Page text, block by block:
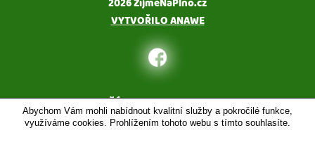
VYTVOŘILO ANAWE
KONTAKT PŘÍSTUPNOST MAPA SERVERU
Abychom Vám mohli nabídnout kvalitní služby a pokročilé funkce,
využíváme cookies. Prohlížením tohoto webu s tímto souhlasíte.